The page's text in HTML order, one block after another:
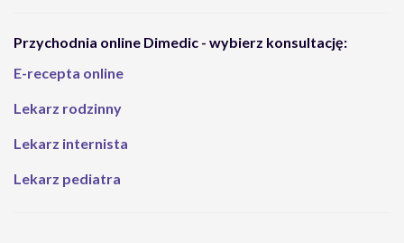
Przychodnia online Dimedic - wybierz konsultację:
E-recepta online
Lekarz rodzinny
Lekarz internista
Lekarz pediatra